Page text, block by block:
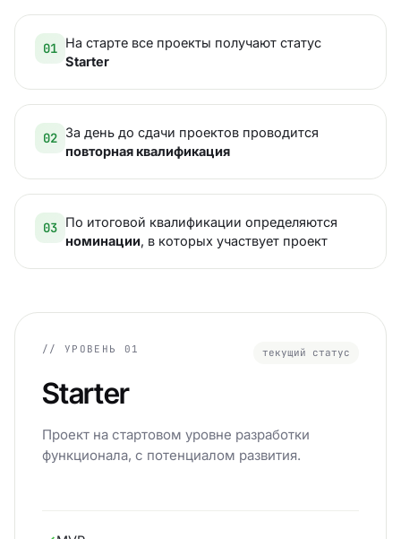
01 На старте все проекты получают статус
Starter
02 За день до сдачи проектов проводится
повторная квалификация
03 По итоговой квалификации определяются
номинации, в которых участвует проект
текущий статус
// УРОВЕНЬ 01
Starter
Проект на стартовом уровне разработки
функционала, с потенциалом развития.